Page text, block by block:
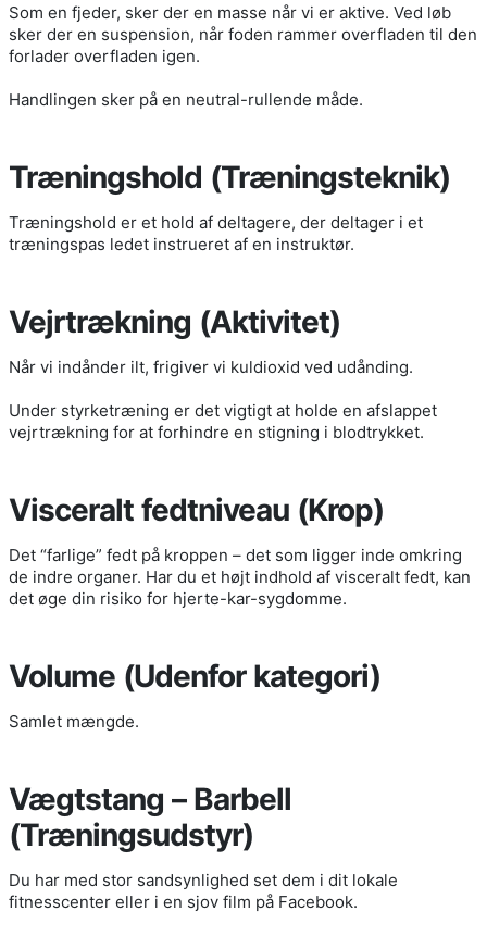
Som en fjeder, sker der en masse når vi er aktive. Ved løb
sker der en suspension, når foden rammer overfladen til den
forlader overfladen igen.
Handlingen sker på en neutral-rullende måde.
Træningshold (Træningsteknik)
Træningshold er et hold af deltagere, der deltager i et
træningspas ledet instrueret af en instruktør.
Vejrtrækning (Aktivitet)
Når vi indånder ilt, frigiver vi kuldioxid ved udånding.
Under styrketræning er det vigtigt at holde en afslappet
vejrtrækning for at forhindre en stigning i blodtrykket.
Visceralt fedtniveau (Krop)
Det “farlige” fedt på kroppen – det som ligger inde omkring
de indre organer. Har du et højt indhold af visceralt fedt, kan
det øge din risiko for hjerte-kar-sygdomme.
Volume (Udenfor kategori)
Samlet mængde.
Vægtstang – Barbell
(Træningsudstyr)
Du har med stor sandsynlighed set dem i dit lokale
fitnesscenter eller i en sjov film på Facebook.